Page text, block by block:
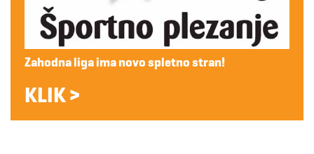
Zahodna liga ima novo spletno stran!
KLIK >